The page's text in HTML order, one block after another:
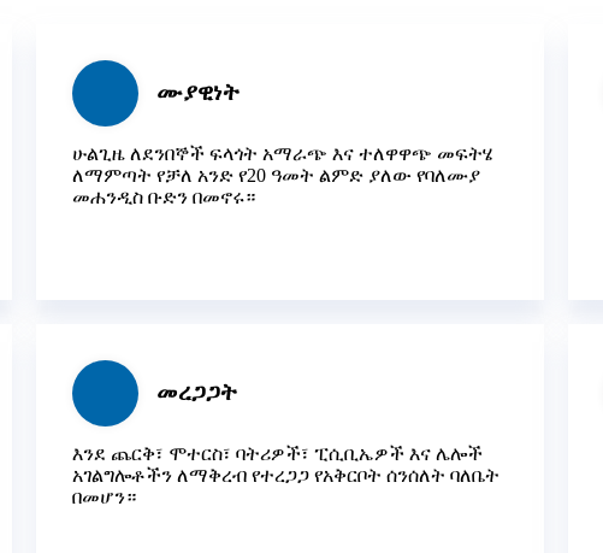
ሙያዊነት
ሁልጊዜ ለደንበኞች ፍላጎት አማራጭ እና ተለዋዋጭ መፍትሄ
ለማምጣት የቻለ አንድ የ20 ዓመት ልምድ ያለው የባለሙያ
መሐንዲስ ቡድን በመኖሩ።
መረጋጋት
እንደ ጨርቅ፣ ሞተርስ፣ ባትሪዎች፣ ፒሲቢኤዎች እና ሌሎች
አገልግሎቶችን ለማቅረብ የተረጋጋ የአቅርቦት ሰንሰለት ባለቤት
በመሆን።